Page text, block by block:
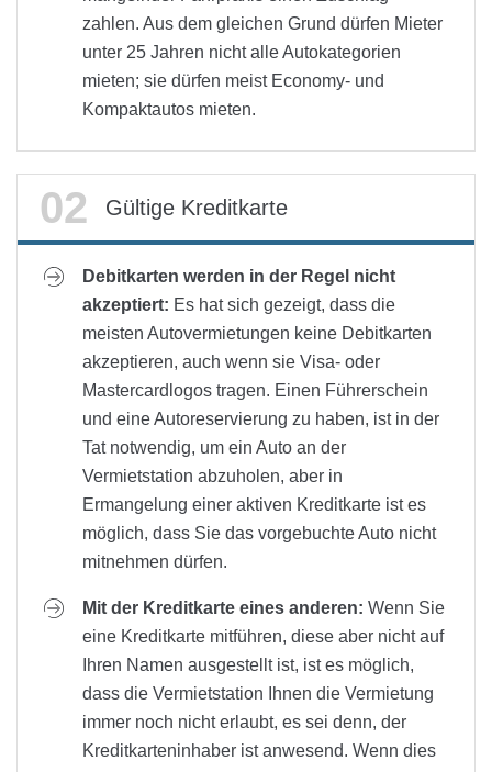
zahlen. Aus dem gleichen Grund dürfen Mieter
unter 25 Jahren nicht alle Autokategorien
mieten; sie dürfen meist Economy- und
Kompaktautos mieten.
Gültige Kreditkarte
Debitkarten werden in der Regel nicht
akzeptiert: Es hat sich gezeigt, dass die
meisten Autovermietungen keine Debitkarten
akzeptieren, auch wenn sie Visa- oder
Mastercardlogos tragen. Einen Führerschein
und eine Autoreservierung zu haben, ist in der
Tat notwendig, um ein Auto an der
Vermietstation abzuholen, aber in
Ermangelung einer aktiven Kreditkarte ist es
möglich, dass Sie das vorgebuchte Auto nicht
mitnehmen dürfen.
Mit der Kreditkarte eines anderen: Wenn Sie
eine Kreditkarte mitführen, diese aber nicht auf
Ihren Namen ausgestellt ist, ist es möglich,
dass die Vermietstation Ihnen die Vermietung
immer noch nicht erlaubt, es sei denn, der
Kreditkarteninhaber ist anwesend. Wenn dies